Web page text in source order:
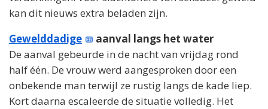
kan dit nieuws extra beladen zijn.
Gewelddadige
aanval langs het water
De aanval gebeurde in de nacht van vrijdag rond
half één. De vrouw werd aangesproken door een
onbekende man terwijl ze rustig langs de kade liep.
Kort daarna escaleerde de situatie volledig. Het